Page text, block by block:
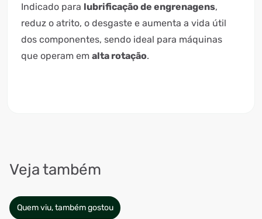
Indicado para lubrificação de engrenagens,
reduz o atrito, o desgaste e aumenta a vida útil
dos componentes, sendo ideal para máquinas
que operam em alta rotação.
Veja também
Quem viu, também gostou